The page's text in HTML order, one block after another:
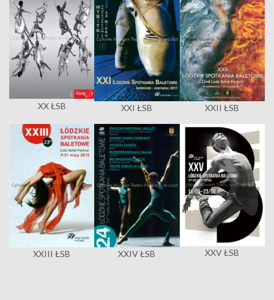
XX ŁSB XXI ŁSB XXII ŁSB
XXIII ŁSB XXIV ŁSB XXV ŁSB